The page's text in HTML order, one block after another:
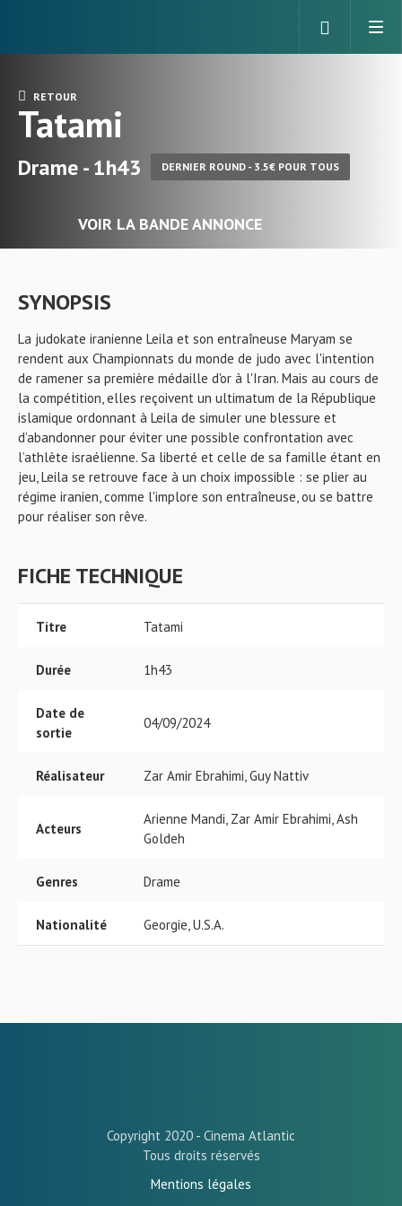
RETOUR
Tatami
Drame - 1h43 DERNIER ROUND - 3.5€ POUR TOUS
VOIR LA BANDE ANNONCE
SYNOPSIS
La judokate iranienne Leila et son entraîneuse Maryam se
rendent aux Championnats du monde de judo avec l'intention
de ramener sa première médaille d'or à l'Iran. Mais au cours de
la compétition, elles reçoivent un ultimatum de la République
islamique ordonnant à Leila de simuler une blessure et
d’abandonner pour éviter une possible confrontation avec
l’athlète israélienne. Sa liberté et celle de sa famille étant en
jeu, Leila se retrouve face à un choix impossible : se plier au
régime iranien, comme l'implore son entraîneuse, ou se battre
pour réaliser son rêve.
FICHE TECHNIQUE
Titre Tatami
Durée 1h43
Date de
sortie
04/09/2024
Réalisateur Zar Amir Ebrahimi, Guy Nattiv
Acteurs
Arienne Mandi, Zar Amir Ebrahimi, Ash
Goldeh
Genres Drame
Nationalité Georgie, U.S.A.
Copyright 2020 - Cinema Atlantic
Tous droits réservés
Mentions légales